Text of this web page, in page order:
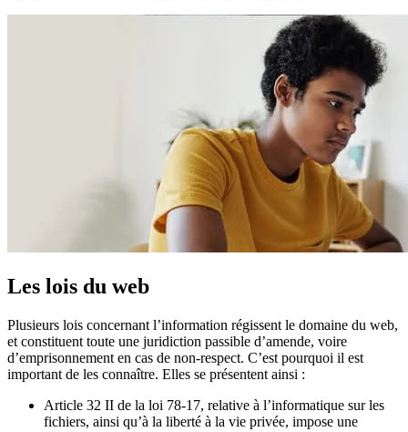
Les lois du web
Plusieurs lois concernant l’information régissent le domaine du web,
et constituent toute une juridiction passible d’amende, voire
d’emprisonnement en cas de non-respect. C’est pourquoi il est
important de les connaître. Elles se présentent ainsi :
Article 32 II de la loi 78-17, relative à l’informatique sur les
fichiers, ainsi qu’à la liberté à la vie privée, impose une